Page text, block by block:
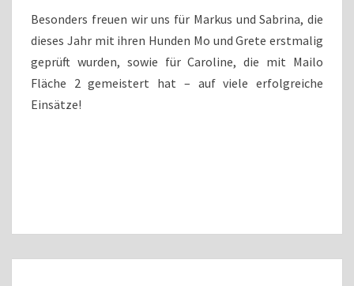
Besonders freuen wir uns für Markus und Sabrina, die
dieses Jahr mit ihren Hunden Mo und Grete erstmalig
geprüft wurden, sowie für Caroline, die mit Mailo
Fläche 2 gemeistert hat – auf viele erfolgreiche
Einsätze!